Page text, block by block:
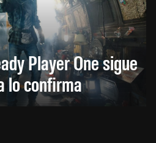
Player One sigue
lo confirma